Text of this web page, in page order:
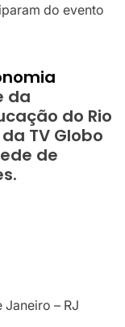
do evento
da
do Rio
TV Globo
de
Janeiro – RJ